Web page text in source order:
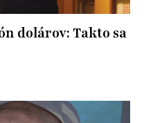
dolárov: Takto sa